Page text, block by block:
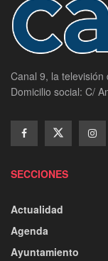
Canal 9, la televisión
Domicilio social: C/
SECCIONES
Actualidad
Agenda
Ayuntamiento